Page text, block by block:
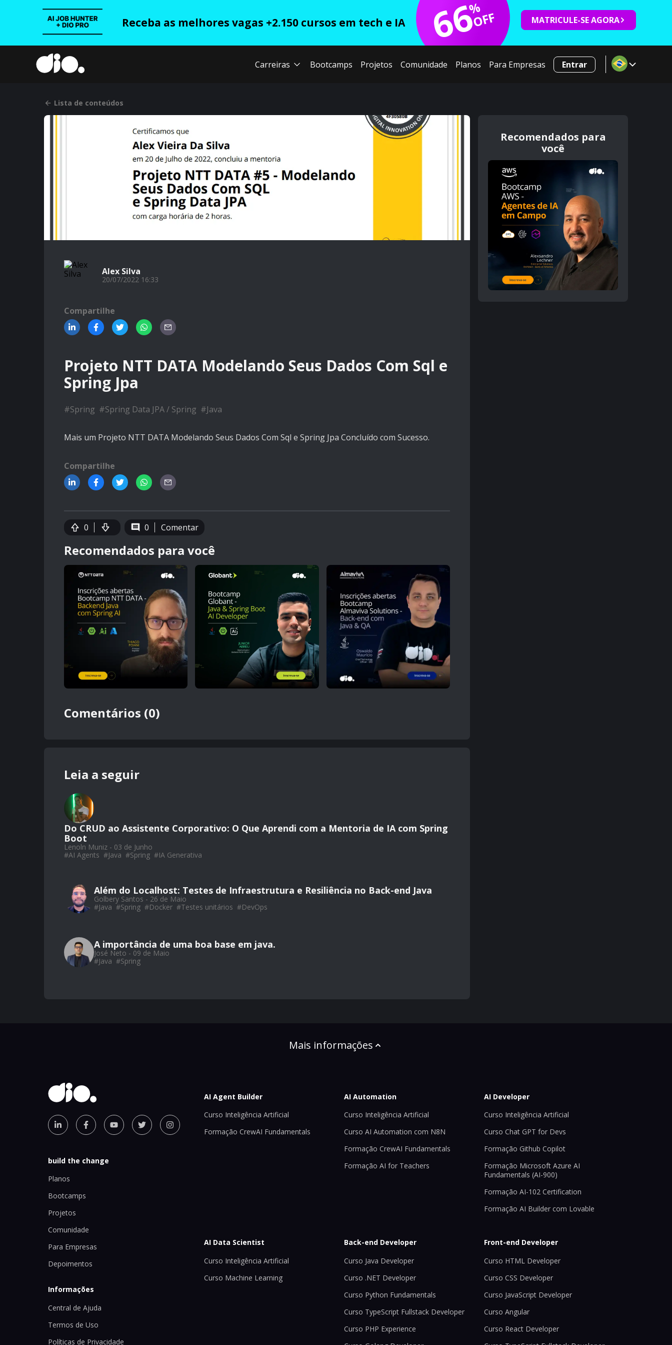
Receba as melhores vagas +2.150 cursos em tech e IA 66
%
OFF MATRICULE-SE AGORA
Carreiras Bootcamps Projetos Comunidade Planos Para Empresas Entrar
Lista de conteúdos
Alex Silva
20/07/2022 16:33
Compartilhe
Projeto NTT DATA Modelando Seus Dados Com Sql e
Spring Jpa
#Spring #Spring Data JPA / Spring #Java
Mais um Projeto NTT DATA Modelando Seus Dados Com Sql e Spring Jpa Concluído com Sucesso.
Compartilhe
0 0 Comentar
Recomendados para você
Comentários (0)
Leia a seguir
Do CRUD ao Assistente Corporativo: O Que Aprendi com a Mentoria de IA com Spring
Boot
Lenoln Muniz - 03 de Junho
#AI Agents #Java #Spring #IA Generativa
Além do Localhost: Testes de Infraestrutura e Resiliência no Back-end Java
Golbery Santos - 26 de Maio
#Java #Spring #Docker #Testes unitários #DevOps
A importância de uma boa base em java.
José Neto - 09 de Maio
#Java #Spring
Recomendados para
você
Mais informações
build the change
Planos
Bootcamps
Projetos
Comunidade
Para Empresas
Depoimentos
Informações
Central de Ajuda
Termos de Uso
Políticas de Privacidade
AI Agent Builder
Curso Inteligência Artificial
Formação CrewAI Fundamentals
AI Automation
Curso Inteligência Artificial
Curso AI Automation com N8N
Formação CrewAI Fundamentals
Formação AI for Teachers
AI Developer
Curso Inteligência Artificial
Curso Chat GPT for Devs
Formação Github Copilot
Formação Microsoft Azure AI
Fundamentals (AI-900)
Formação AI-102 Certification
Formação AI Builder com Lovable
AI Data Scientist
Curso Inteligência Artificial
Curso Machine Learning
Back-end Developer
Curso Java Developer
Curso .NET Developer
Curso Python Fundamentals
Curso TypeScript Fullstack Developer
Curso PHP Experience
Front-end Developer
Curso HTML Developer
Curso CSS Developer
Curso JavaScript Developer
Curso Angular
Curso React Developer